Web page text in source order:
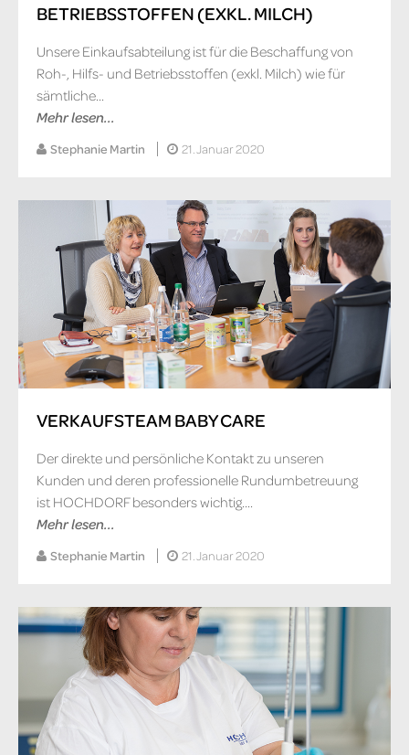
BETRIEBSSTOFFEN (EXKL. MILCH)
Unsere Einkaufsabteilung ist für die Beschaffung von
Roh-, Hilfs- und Betriebsstoffen (exkl. Milch) wie für
sämtliche...
Mehr lesen...
Stephanie Martin 21. Januar 2020
VERKAUFSTEAM BABY CARE
Der direkte und persönliche Kontakt zu unseren
Kunden und deren professionelle Rundumbetreuung
ist HOCHDORF besonders wichtig....
Mehr lesen...
Stephanie Martin 21. Januar 2020